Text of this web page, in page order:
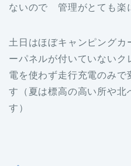
ないので 管理がとても楽
土日はほぼキャンピング
ーパネルが付いていない
電を使わず走行充電のみで
す（夏は標高の高い所や北
す）